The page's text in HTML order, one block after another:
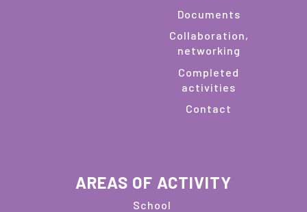
Documents
Collaboration,
networking
Completed
activities
Contact
AREAS OF ACTIVITY
School